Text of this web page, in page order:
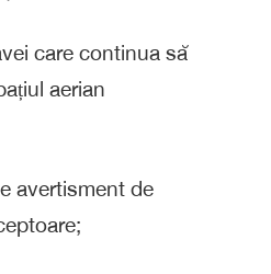
care continua să
aerian
avertisment de